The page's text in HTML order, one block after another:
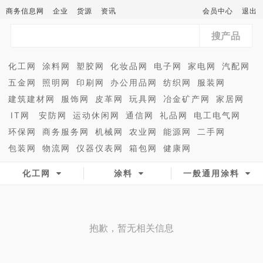
商务信息网 企业 货源 资讯 会员中心 退出
搜产品
化工网 涂料网 塑胶网 化妆品网 电子网 家电网
汽配网
五金网
照明网 印刷网 办公用品网 纺织网
服装网
建筑建材网
服饰网 皮革网 玩具网 冶金矿产网
家居网
IT网
安防网 运动休闲网 通信网 礼品网
电工电气网
环保网
商务服务网 机械网 农业网 能源网
二手网
包装网
物流网 仪器仪表网 箱包网 健康网
化工网 涂料 一般通用涂料
抱歉，暂无相关信息